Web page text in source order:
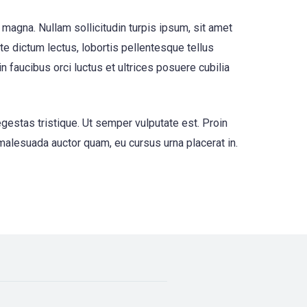
Nullam sollicitudin turpis ipsum, sit amet
dictum lectus, lobortis pellentesque tellus
faucibus orci luctus et ultrices posuere cubilia
tristique. Ut semper vulputate est. Proin
auctor quam, eu cursus urna placerat in.